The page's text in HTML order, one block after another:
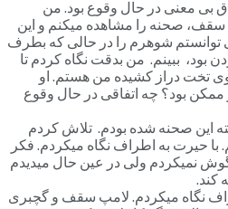
بی معنی در حال وقوع بود. من
صحنه را مشاهده میکنم و این
شوهرم را در حالی که بطرف
ببینم. من بدقت نگاه کردم تا
تخت دراز کشیده من هستم. او
بود؟ چه اتفاقی در حال وقوع
این صحنه شده بودم. تلاش کردم
با حیرت به اطراف نگاه میکردم. فکر
نمیکردم ولی در عین حال میدیدم
کند.
نگاه میکردم. لامپ سقف و گچبری